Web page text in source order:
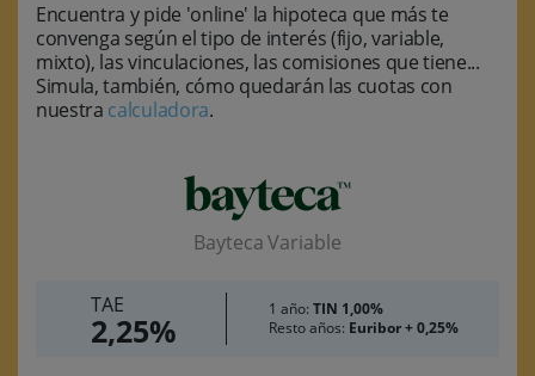
Encuentra y pide 'online' la hipoteca que más te
convenga según el tipo de interés (fijo, variable,
mixto), las vinculaciones, las comisiones que tiene...
Simula, también, cómo quedarán las cuotas con
nuestra calculadora.
Bayteca Variable
TAE
2,25%
1 año: TIN 1,00%
Resto años: Euribor + 0,25%